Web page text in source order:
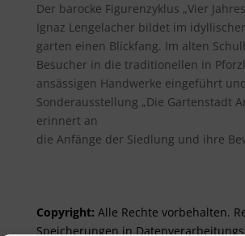
Der barocke Figurenzyklus „Vier
Ignaz Lengelacher bildet im
garten einen Blickfang. Im alten
Besucher in die traditionellen in
ansässigen Handwerke eingeführt
Sonderausstellung „Die Gartenstadt
erinnert an
die Anfänge der Siedlung und ihre
Copyright: Alle Rechte vor­be­halt­en.
Spei­cher­ungen in